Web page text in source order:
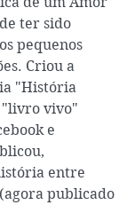
ter sido
pequenos
Criou a
"História
"livro vivo"
e
entre
publicado